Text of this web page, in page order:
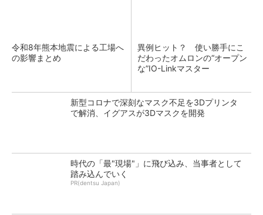
令和8年熊本地震による工場へ
の影響まとめ
異例ヒット？ 使い勝手にこ
だわったオムロンの“オープン
な”IO-Linkマスター
新型コロナで深刻なマスク不足を3Dプリンタ
で解消、イグアスが3Dマスクを開発
時代の「最"現場"」に飛び込み、当事者として
踏み込んでいく
PR(dentsu Japan)